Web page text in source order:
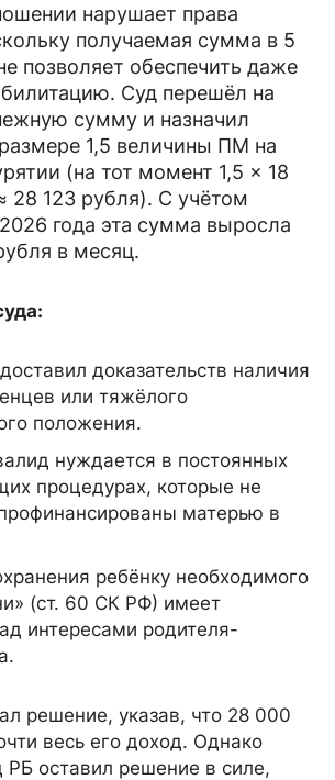
нарушает права
получаемая сумма в 5
позволяет обеспечить даже
Суд перешёл на
сумму и назначил
1,5 величины ПМ на
(на тот момент 1,5 × 18
28 123 рубля). С учётом
года эта сумма выросла
в месяц.
доказательств наличия
или тяжёлого
положения.
нуждается в постоянных
процедурах, которые не
матерью в
ребёнку необходимого
(ст. 60 СК РФ) имеет
интересами родителя-
решение, указав, что 28 000
весь его доход. Однако
РБ оставил решение в силе,